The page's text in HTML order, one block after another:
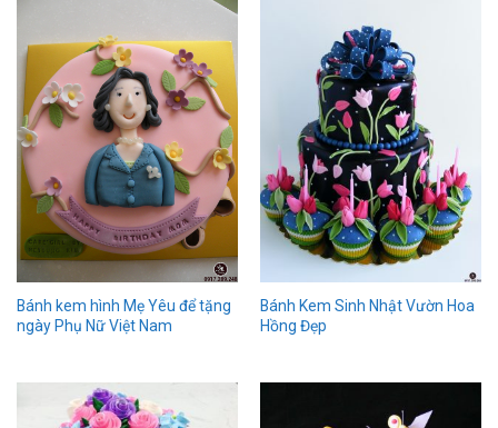
Bánh kem hình Mẹ Yêu để tặng
ngày Phụ Nữ Việt Nam
Bánh Kem Sinh Nhật Vườn Hoa
Hồng Đẹp